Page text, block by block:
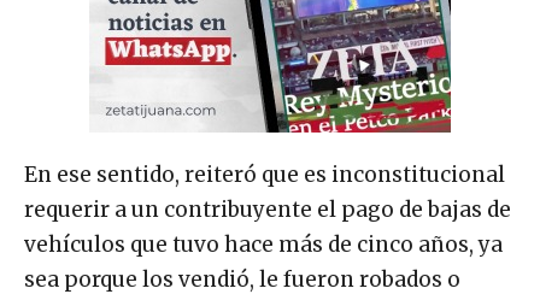
En ese sentido, reiteró que es inconstitucional
requerir a un contribuyente el pago de bajas de
vehículos que tuvo hace más de cinco años, ya
sea porque los vendió, le fueron robados o